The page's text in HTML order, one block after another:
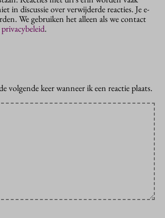
in discussie over verwijderde reacties. Je e-
We gebruiken het alleen als we contact
privacybeleid.
volgende keer wanneer ik een reactie plaats.